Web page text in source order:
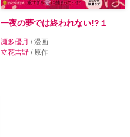
一夜の夢では終われない!?１
瀬多優月 / 漫画
立花吉野 / 原作